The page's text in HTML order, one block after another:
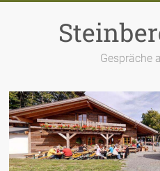
Gespräche